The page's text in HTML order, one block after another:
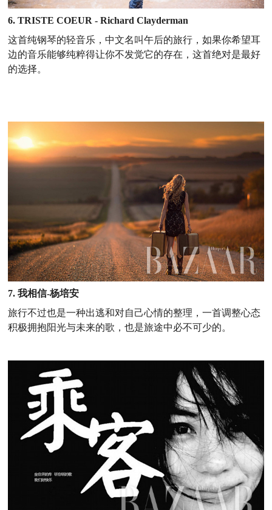
6. TRISTE COEUR - Richard Clayderman
这首纯钢琴的轻音乐，中文名叫午后的旅行，如果你希望耳
边的音乐能够纯粹得让你不发觉它的存在，这首绝对是最好
的选择。
7. 我相信-杨培安
旅行不过也是一种出逃和对自己心情的整理，一首调整心态
积极拥抱阳光与未来的歌，也是旅途中必不可少的。